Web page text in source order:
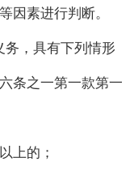
因素进行判断。
务，具有下列情形
条之一第一款第一
上的；